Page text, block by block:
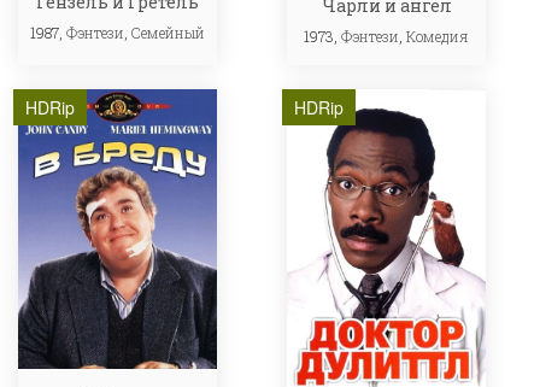
1987, Фэнтези Семейный
Чарли и ангел
1973,Фэнтези,Комедия
HDRip HDRip